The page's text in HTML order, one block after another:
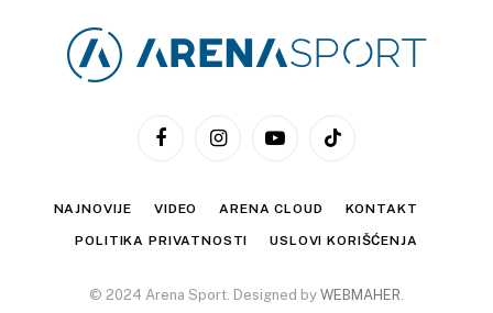
FacebookInstagramYouTubeTikTok
NAJNOVIJE VIDEO ARENA CLOUD KONTAKT
POLITIKA PRIVATNOSTI USLOVI KORIŠĆENJA
© 2024 Arena Sport. Designed by WEBMAHER.